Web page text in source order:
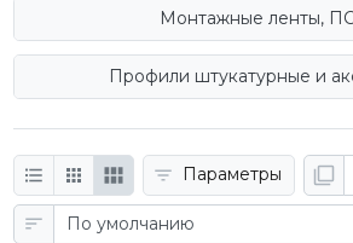
Монтажные ленты,
Профили штукатурные и
Параметры